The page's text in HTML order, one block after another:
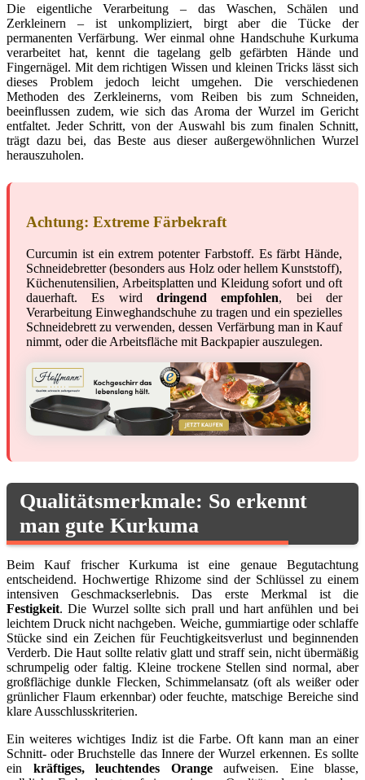
Die eigentliche Verarbeitung – das Waschen, Schälen und
Zerkleinern – ist unkompliziert, birgt aber die Tücke der
permanenten Verfärbung. Wer einmal ohne Handschuhe Kurkuma
verarbeitet hat, kennt die tagelang gelb gefärbten Hände und
Fingernägel. Mit dem richtigen Wissen und kleinen Tricks lässt sich
dieses Problem jedoch leicht umgehen. Die verschiedenen
Methoden des Zerkleinerns, vom Reiben bis zum Schneiden,
beeinflussen zudem, wie sich das Aroma der Wurzel im Gericht
entfaltet. Jeder Schritt, von der Auswahl bis zum finalen Schnitt,
trägt dazu bei, das Beste aus dieser außergewöhnlichen Wurzel
herauszuholen.
Achtung: Extreme Färbekraft
Curcumin ist ein extrem potenter Farbstoff. Es färbt Hände,
Schneidebretter (besonders aus Holz oder hellem Kunststoff),
Küchenutensilien, Arbeitsplatten und Kleidung sofort und oft
dauerhaft. Es wird dringend empfohlen, bei der
Verarbeitung Einweghandschuhe zu tragen und ein spezielles
Schneidebrett zu verwenden, dessen Verfärbung man in Kauf
nimmt, oder die Arbeitsfläche mit Backpapier auszulegen.
Qualitätsmerkmale: So erkennt
man gute Kurkuma
Beim Kauf frischer Kurkuma ist eine genaue Begutachtung
entscheidend. Hochwertige Rhizome sind der Schlüssel zu einem
intensiven Geschmackserlebnis. Das erste Merkmal ist die
Festigkeit. Die Wurzel sollte sich prall und hart anfühlen und bei
leichtem Druck nicht nachgeben. Weiche, gummiartige oder schlaffe
Stücke sind ein Zeichen für Feuchtigkeitsverlust und beginnenden
Verderb. Die Haut sollte relativ glatt und straff sein, nicht übermäßig
schrumpelig oder faltig. Kleine trockene Stellen sind normal, aber
großflächige dunkle Flecken, Schimmelansatz (oft als weißer oder
grünlicher Flaum erkennbar) oder feuchte, matschige Bereiche sind
klare Ausschlusskriterien.
Ein weiteres wichtiges Indiz ist die Farbe. Oft kann man an einer
Schnitt- oder Bruchstelle das Innere der Wurzel erkennen. Es sollte
ein kräftiges, leuchtendes Orangeaufweisen. Eine blasse,